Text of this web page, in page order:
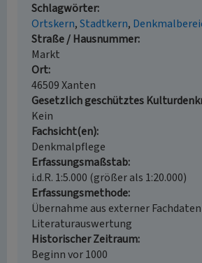
Schlagwörter
Ortskern Stadtkern
Straße / Hausnummer
Markt
Ort
46509 Xanten
Gesetzlich geschütztes
Kein
Fachsicht(en)
Denkmalpflege
Erfassungsmaßstab
i.d.R. 1:5.000 (größer als 1:20.000)
Erfassungsmethode
Übernahme aus externer
Literaturauswertung
Historischer Zeitraum
Beginn vor 1000